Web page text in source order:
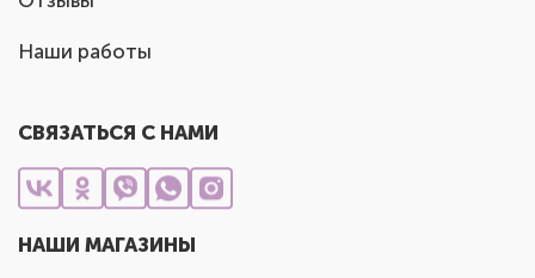
Наши работы
СВЯЗАТЬСЯ С НАМИ
НАШИ МАГАЗИНЫ